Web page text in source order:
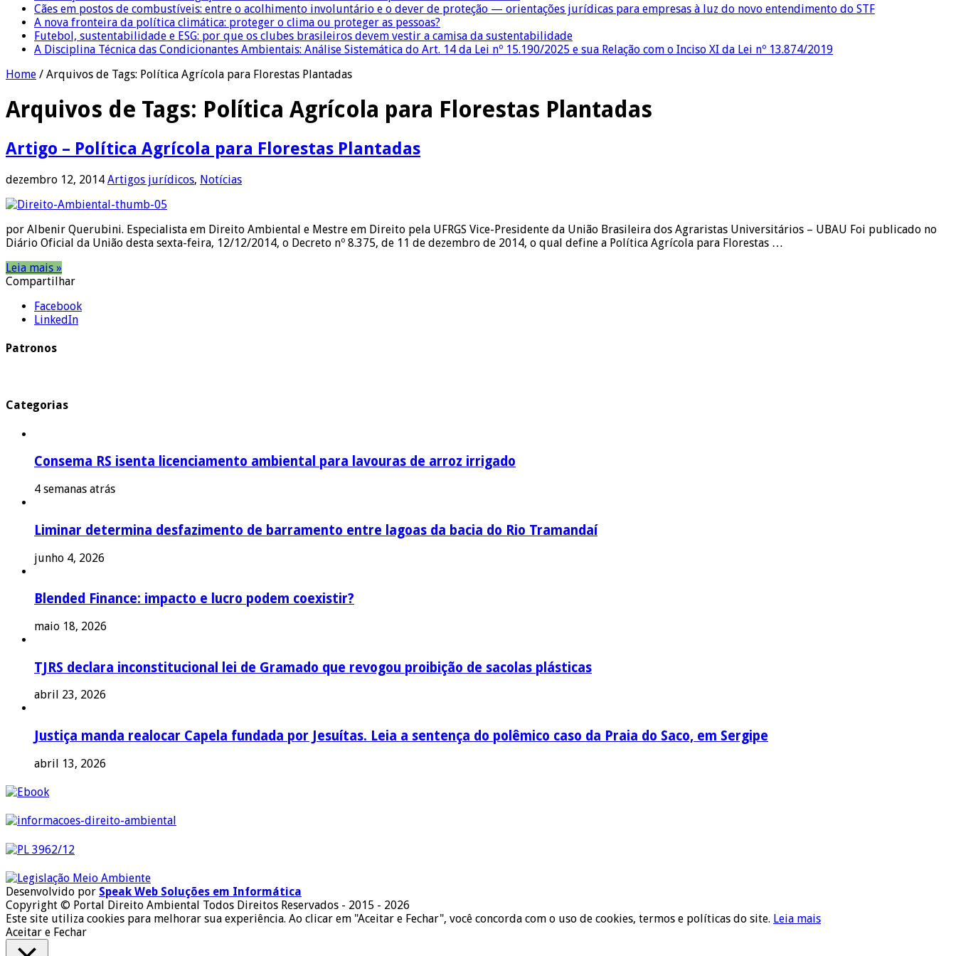
Cães em postos de combustíveis: entre o acolhimento involuntário e o dever de proteção — orientações jurídicas para empresas à luz do novo entendimento do STF
A nova fronteira da política climática: proteger o clima ou proteger as pessoas?
Futebol, sustentabilidade e ESG: por que os clubes brasileiros devem vestir a camisa da sustentabilidade
A Disciplina Técnica das Condicionantes Ambientais: Análise Sistemática do Art. 14 da Lei nº 15.190/2025 e sua Relação com o Inciso XI da Lei nº 13.874/2019
Home / Arquivos de Tags: Política Agrícola para Florestas Plantadas
Arquivos de Tags: Política Agrícola para Florestas Plantadas
Artigo – Política Agrícola para Florestas Plantadas
dezembro 12, 2014 Artigos jurídicos, Notícias
por Albenir Querubini. Especialista em Direito Ambiental e Mestre em Direito pela UFRGS Vice-Presidente da União Brasileira dos Agraristas Universitários – UBAU Foi publicado no
Diário Oficial da União desta sexta-feira, 12/12/2014, o Decreto nº 8.375, de 11 de dezembro de 2014, o qual define a Política Agrícola para Florestas …
Leia mais »
Compartilhar
Facebook
LinkedIn
Patronos
Categorias
Consema RS isenta licenciamento ambiental para lavouras de arroz irrigado
4 semanas atrás
Liminar determina desfazimento de barramento entre lagoas da bacia do Rio Tramandaí
junho 4, 2026
Blended Finance: impacto e lucro podem coexistir?
maio 18, 2026
TJRS declara inconstitucional lei de Gramado que revogou proibição de sacolas plásticas
abril 23, 2026
Justiça manda realocar Capela fundada por Jesuítas. Leia a sentença do polêmico caso da Praia do Saco, em Sergipe
abril 13, 2026
Desenvolvido por Speak Web Soluções em Informática
Copyright © Portal Direito Ambiental Todos Direitos Reservados - 2015 - 2026
Este site utiliza cookies para melhorar sua experiência. Ao clicar em "Aceitar e Fechar", você concorda com o uso de cookies, termos e políticas do site. Leia mais
Aceitar e Fechar